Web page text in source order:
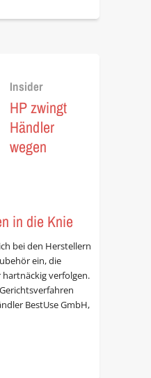
Insider
HP zwingt
Händler
wegen
in die Knie
bei den Herstellern
ein, die
verfolgen.
BestUse GmbH,